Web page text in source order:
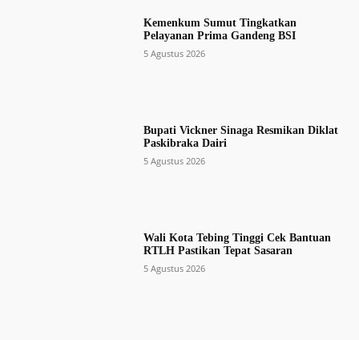
Kemenkum Sumut Tingkatkan
Pelayanan Prima Gandeng BSI
5 Agustus 2026
Bupati Vickner Sinaga Resmikan Diklat
Paskibraka Dairi
5 Agustus 2026
Wali Kota Tebing Tinggi Cek Bantuan
RTLH Pastikan Tepat Sasaran
5 Agustus 2026